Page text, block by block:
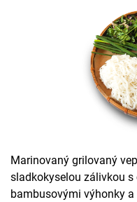
Filmový festival
Sledujte nás
Marinovaný grilovaný
sladkokyselou zálivkou s
bambusovými výhonky